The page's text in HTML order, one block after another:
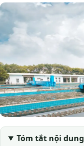
Tóm tắt nội dung